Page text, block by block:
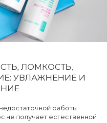
ЛОМКОСТЬ,
УВЛАЖНЕНИЕ И
работы
не получает естественной